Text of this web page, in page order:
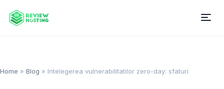
Home » Blog » Intelegerea vulnerabilitatilor zero-day: sfaturi